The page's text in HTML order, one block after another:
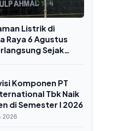
Listrik di
Raya 6 Agustus
Sejak
Komponen PT
Tbk Naik
di Semester I 2026
2026